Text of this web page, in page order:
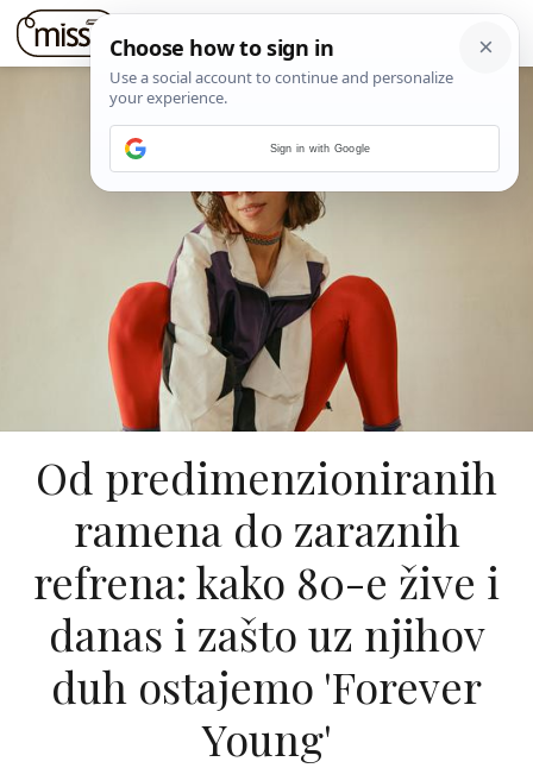
Od predimenzioniranih
ramena do zaraznih
refrena: kako 80-e žive i
danas i zašto uz njihov
duh ostajemo 'Forever
Young'
Sign in with Google